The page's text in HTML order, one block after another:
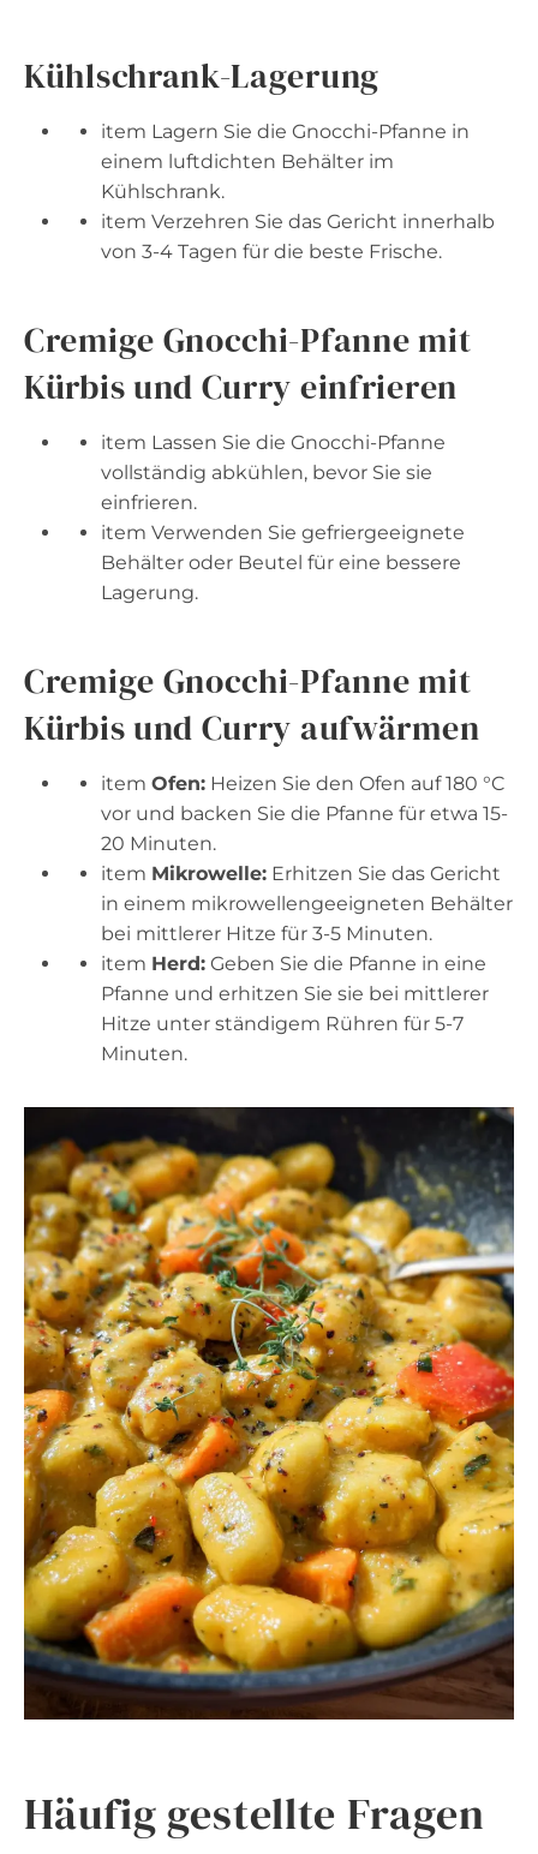
Kühlschrank-Lagerung
item Lagern Sie die Gnocchi-Pfanne in
einem luftdichten Behälter im
Kühlschrank.
item Verzehren Sie das Gericht innerhalb
von 3-4 Tagen für die beste Frische.
Cremige Gnocchi-Pfanne mit
Kürbis und Curry einfrieren
item Lassen Sie die Gnocchi-Pfanne
vollständig abkühlen, bevor Sie sie
einfrieren.
item Verwenden Sie gefriergeeignete
Behälter oder Beutel für eine bessere
Lagerung.
Cremige Gnocchi-Pfanne mit
Kürbis und Curry aufwärmen
item Ofen: Heizen Sie den Ofen auf 180 °C
vor und backen Sie die Pfanne für etwa 15-
20 Minuten.
item Mikrowelle: Erhitzen Sie das Gericht
in einem mikrowellengeeigneten Behälter
bei mittlerer Hitze für 3-5 Minuten.
item Herd: Geben Sie die Pfanne in eine
Pfanne und erhitzen Sie sie bei mittlerer
Hitze unter ständigem Rühren für 5-7
Minuten.
Häufig gestellte Fragen